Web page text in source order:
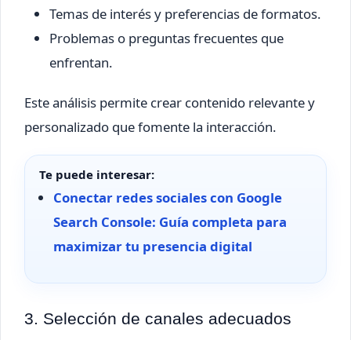
Temas de interés y preferencias de formatos.
Problemas o preguntas frecuentes que
enfrentan.
Este análisis permite crear contenido relevante y
personalizado que fomente la interacción.
Te puede interesar:
Conectar redes sociales con Google
Search Console: Guía completa para
maximizar tu presencia digital
3. Selección de canales adecuados